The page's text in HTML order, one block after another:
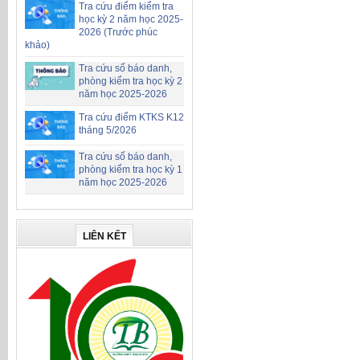
Tra cứu điểm kiểm tra
học kỳ 2 năm học 2025-
2026 (Trước phúc
khảo)
Tra cứu số báo danh,
phòng kiểm tra học kỳ 2
năm học 2025-2026
Tra cứu điểm KTKS K12
tháng 5/2026
Tra cứu số báo danh,
phòng kiểm tra học kỳ 1
năm học 2025-2026
LIÊN KẾT